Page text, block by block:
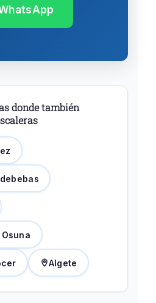
donde también
Algete